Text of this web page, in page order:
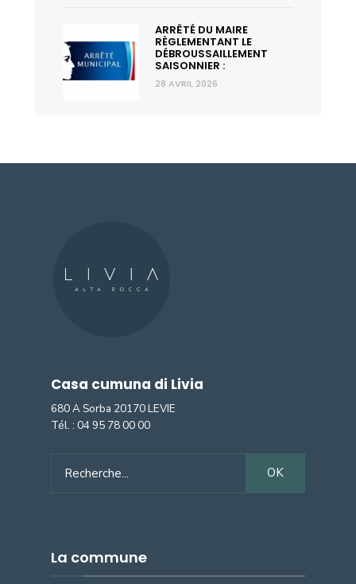
ARRÊTÉ DU MAIRE
RÈGLEMENTANT LE
DÉBROUSSAILLEMENT
SAISONNIER :
28 AVRIL 2026
Casa cumuna di Livia
680 A Sorba 20170 LEVIE
Tél. : 04 95 78 00 00
for:
OK
La commune